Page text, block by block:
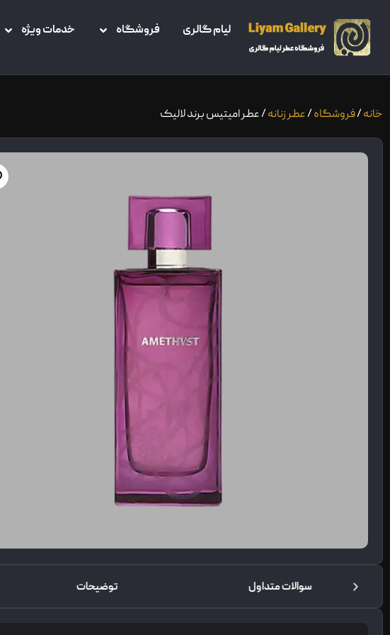
لیام گالری فروشگاه خدمات ویژه
خانه/فروشگاه/عطر زنانه/ عطر امیتیس برند لالیک
سوالات متداول توضیحات